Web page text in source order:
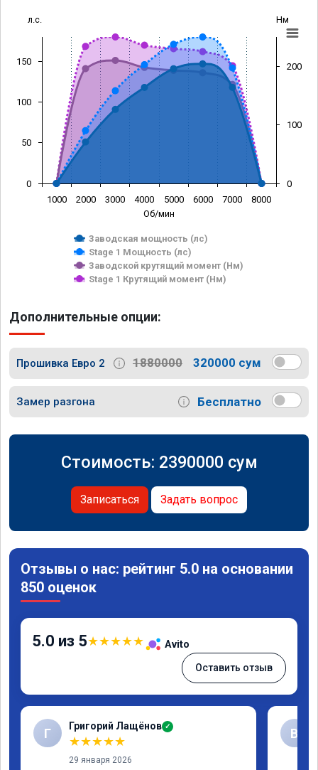
Об/мин
л.с. Нм
Заводская мощность (лс)
Stage 1 Мощность (лс)
Заводской крутящий момент (Нм)
Stage 1 Крутящий момент (Нм)
1000 2000 3000 4000 5000 6000 7000 8000
0
50
100
150
0
100
200
Дополнительные опции:
Прошивка Евро 2 1880000 320000 сум
Замер разгона Бесплатно
Стоимость: 2390000 сум
Записаться Задать вопрос
Отзывы о нас: рейтинг 5.0 на основании
850 оценок
5.0 из 5★★★★★ Avito
Оставить отзыв
Г Григорий Лащёнов ✓
★★★★★
29 января 2026
В